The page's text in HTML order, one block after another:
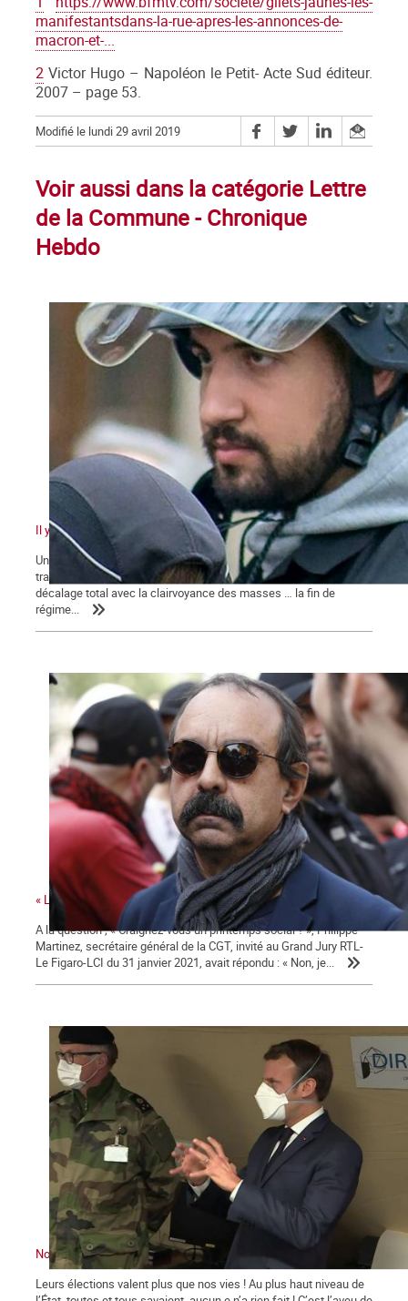
manifestantsdans-la-rue-apres-les-annonces-de-
macron-et-...
2 Victor Hugo – Napoléon le Petit- Acte Sud éditeur.
2007 – page 53.
Modifié le lundi 29 avril 2019
Voir aussi dans la catégorie Lettre
de la Commune - Chronique
Hebdo
Il y a quelque chose de pourri au royaume de Macron
Un pouvoir en marche pour sa réélection qui n’en finit pas de
traîner des casseroles judiciaires … Une classe politique en
décalage total avec la clairvoyance des masses … la fin de
régime...
« La colère sociale est là » ...
A la question ; « Craignez-vous un printemps social ? », Philippe
Martinez, secrétaire général de la CGT, invité au Grand Jury RTL-
Le Figaro-LCI du 31 janvier 2021, avait répondu : « Non, je...
Nous sommes en guerre … contre Macron !
Leurs élections valent plus que nos vies ! Au plus haut niveau de